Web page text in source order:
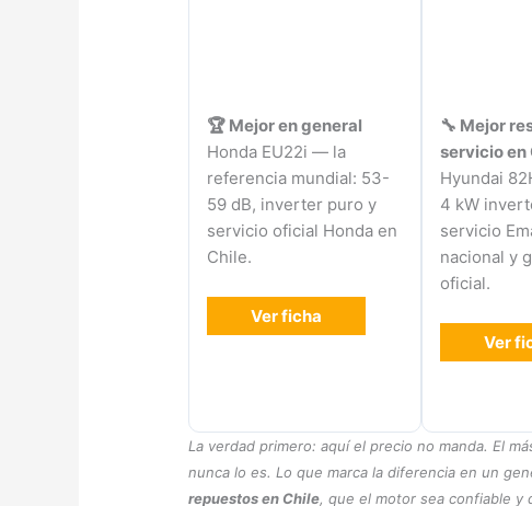
🏆 Mejor en general
Honda EU22i — la
referencia mundial: 53-
59 dB, inverter puro y
servicio oficial Honda en
Chile.
Ver ficha
🔧 Mejor
servicio en
Hyundai
4 kW
servicio
nacional y
oficial.
Ver
La verdad primero: aquí el precio no manda. El
nunca lo es. Lo que marca la diferencia en un
repuestos en Chile, que el motor sea confiable y